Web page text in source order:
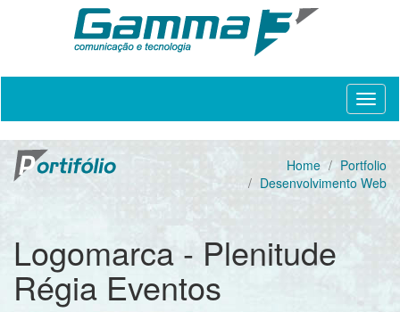
Home
Portfolio
Desenvolvimento Web
Logomarca - Plenitude
Régia Eventos